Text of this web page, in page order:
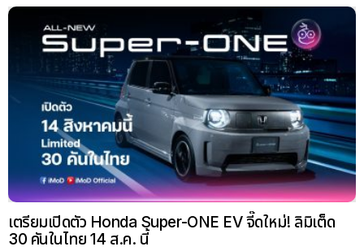
เตรียมเปิดตัว Honda Super-ONE EV จี๊ดใหม่! ลิมิเต็ด
30 คันในไทย 14 ส.ค. นี้